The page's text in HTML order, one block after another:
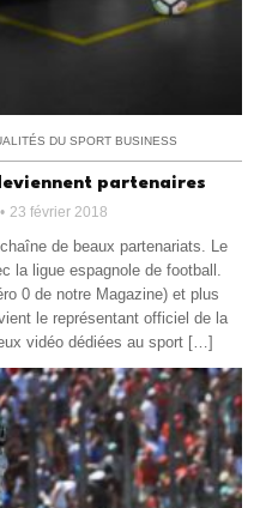
DU SPORT BUSINESS
partenaires
23 février 2018
de beaux partenariats. Le
la ligue espagnole de football.
0 de notre Magazine) et plus
le représentant officiel de la
vidéo dédiées au sport […]